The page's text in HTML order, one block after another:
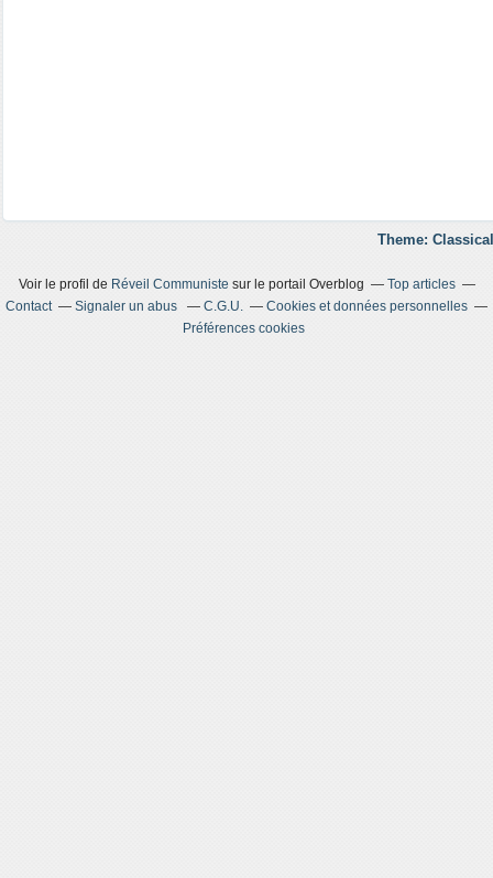
Theme:
Voir le profil de Réveil Communiste sur le portail Overblog
Top articles
Contact
Signaler un abus C.G.U.
Cookies et données personnelles
Préférences cookies